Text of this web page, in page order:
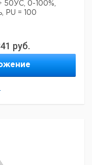
50ЎC, 0-100%,
PU = 100
руб.